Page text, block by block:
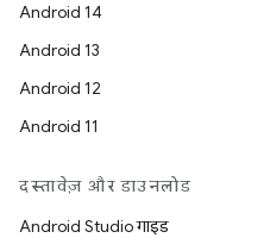
Android 14
Android 13
Android 12
Android 11
दस्तावेज़ और डाउनलोड
Android Studio गाइड